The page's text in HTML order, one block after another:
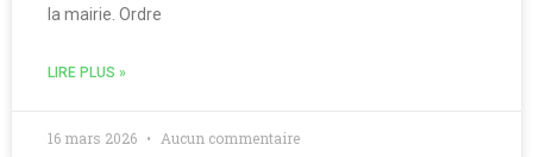
la mairie. Ordre
LIRE PLUS »
16 mars 2026 Aucun commentaire